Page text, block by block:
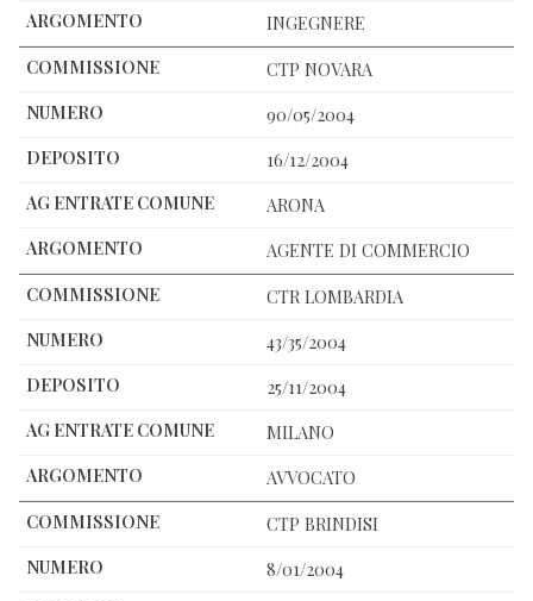
INGEGNERE
CTP NOVARA
90/05/2004
16/12/2004
ARONA
AGENTE DI COMMERCIO
CTR LOMBARDIA
43/35/2004
25/11/2004
MILANO
AVVOCATO
CTP BRINDISI
8/01/2004